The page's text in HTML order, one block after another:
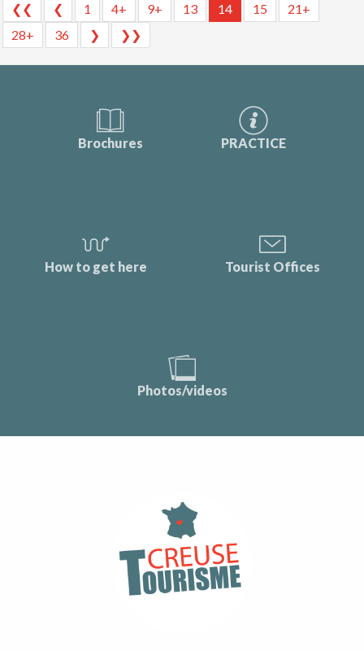
❮❮ ❮ 1 4+ 9+ 13 14 15
21+
28+
36 ❯ ❯❯
Brochures PRACTICE
How to get here Tourist Offices
Photos/videos